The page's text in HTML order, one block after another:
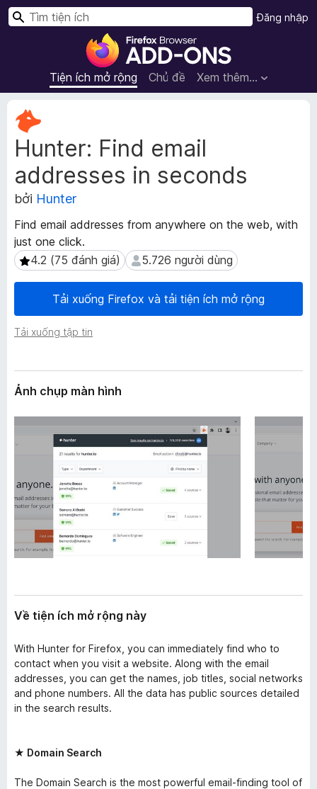
T
ệ
n
h
t
r
h
u
y
ệ
t
o
x
Tiện ích mở rộng Chủ đề Xem thêm…
Đăng nhập
T
m
Hunter: Find email
addresses in seconds
bởi Hunter
Find email addresses from anywhere on the web, with
just one click.
4.2 (75 đánh giá)
4.2 (75 đánh giá) 5.726 người dùng
5.726 người dùng
Tải xuống Firefox và tải tiện ích mở rộng
Tải xuống tập tin
S
ê
u
d
ữ
l
i
ệ
u
m
g
Ảnh chụp màn hình
Về tiện ích mở rộng này
With Hunter for Firefox, you can immediately find who to
contact when you visit a website. Along with the email
addresses, you can get the names, job titles, social networks
and phone numbers. All the data has public sources detailed
in the search results.
★ Domain Search
The Domain Search is the most powerful email-finding tool of